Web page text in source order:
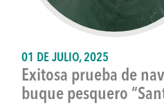
01 DE JULIO, 2025
Exitosa prueba de
buque pesquero